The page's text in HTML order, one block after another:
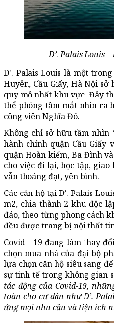
D’. Palais Louis
D'. Palais Louis là một
Huyên, Cầu Giấy, Hà Nội
quy mô nhất khu vực. Đây
thể phóng tầm mắt nhìn ra
công viên Nghĩa Đô.
Không chỉ sở hữu tầm nhìn
hành chính quận Cầu Giấy
quận Hoàn kiếm, Ba Đình
cho việc đi lại, học tập,
vẫn thoáng đạt, yên bình.
Các căn hộ tại D’. Palais
m2, chia thành 2 khu độc
đáo, theo từng phong cách
đều được trang bị nội thất
Covid - 19 đang làm thay
chọn mua nhà của đại bộ
lựa chọn căn hộ siêu sang
sự tinh tế trong không gian
tác động của Covid-19,
toàn cho cư dân như D’.
ứng mọi nhu cầu và tiện ích